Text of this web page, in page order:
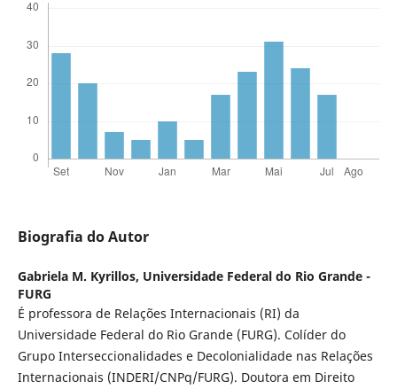
Biografia do Autor
Gabriela M. Kyrillos, Universidade Federal do Rio Grande -
FURG
É professora de Relações Internacionais (RI) da
Universidade Federal do Rio Grande (FURG). Colíder do
Grupo Interseccionalidades e Decolonialidade nas Relações
Internacionais (INDERI/CNPq/FURG). Doutora em Direito